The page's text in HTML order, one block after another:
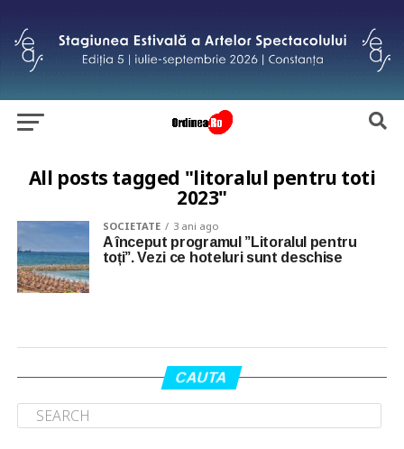
All posts tagged "litoralul pentru toti
2023"
SOCIETATE 3 ani ago
A început programul ”Litoralul pentru
toți”. Vezi ce hoteluri sunt deschise
CAUTA